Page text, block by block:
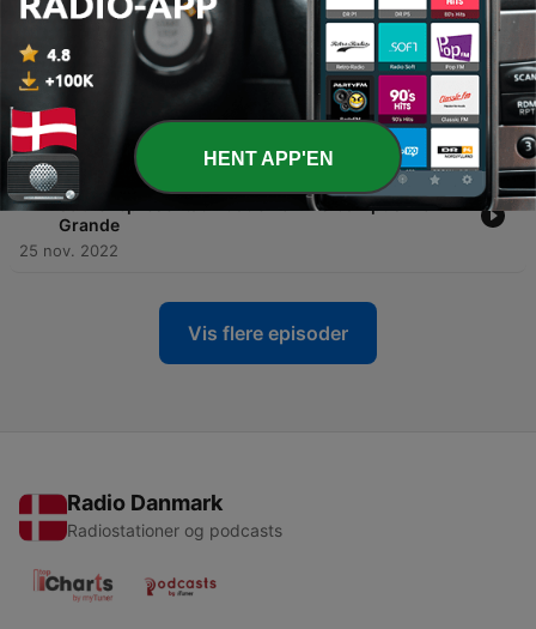
38 - Papo do Rádio #13: Dia Nacional do Livro Infantil
03 maj 2023
37 - Papo do Rádio #12: Metodologias Ativas: Como
elas podem melhorar o nosso aprendizado?
01 apr. 2023
36 - Papo do Rádio #11: Novembro negro e reflexões
sobre representatividade no IFRS Campus Rio
Grande
25 nov. 2022
Vis flere episoder
Radio Danmark
Radiostationer og podcasts
HENT APP'EN